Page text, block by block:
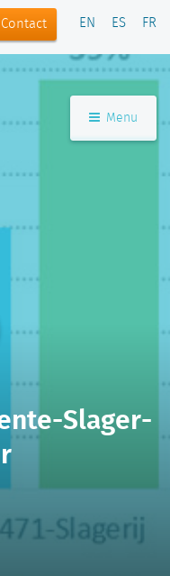
Contact EN ES FR
Menu
Slager-